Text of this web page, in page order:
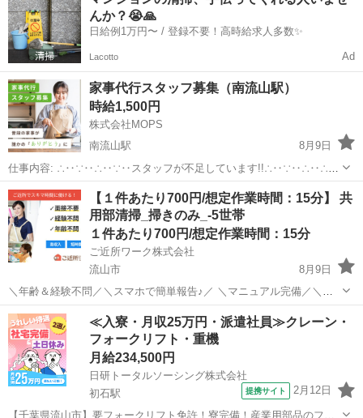
わる...
んか？😭🙏
日給例1万円〜 / 登録不要！高時給求人多数✨
Lacotto Ad
家事代行スタッフ募集（南流山駅）
時給1,500円
株式会社MOPS
南流山駅
8月9日
仕事内容: ∴‥∵‥∴‥∵‥スタッフが不足しています!!∴‥∵‥∴‥∴‥
∵ 現在、お客様から多数のご依頼をいただいておりスタッフが不足し
ています 大手の家事代行で仕事が入らなくなったという方はぜひ！ カ
ジママ（ ht...
千葉 流山市 南流山駅 ホームヘルパー スタッフ
【１件あたり700円/想定作業時間：15分】 共
用部清掃_掃きのみ_-5世帯
１件あたり700円/想定作業時間：15分
ご近所ワーク株式会社
流山市
8月9日
＼年齢＆経験不問／＼スマホで簡単報告♪／ ＼マニュアル完備／＼ス
キマ時間のお小遣い稼ぎにぴったり／ ※業務委託なので履歴書不要で
す。 共用部清掃_掃きのみ_-5世帯のお仕事です♪ 集合住宅（～5世帯）
共用部清掃業務 物件...
千葉 流山市 その他
≪入寮・月収25万円・派遣社員≫クレーン・
フォークリフト・重機
月給234,500円
日研トータルソーシング株式会社
初石駅
提携サイト 2月12日
【千葉県流山市】要フォークリフト免許！寮完備！産業用部品のフォ